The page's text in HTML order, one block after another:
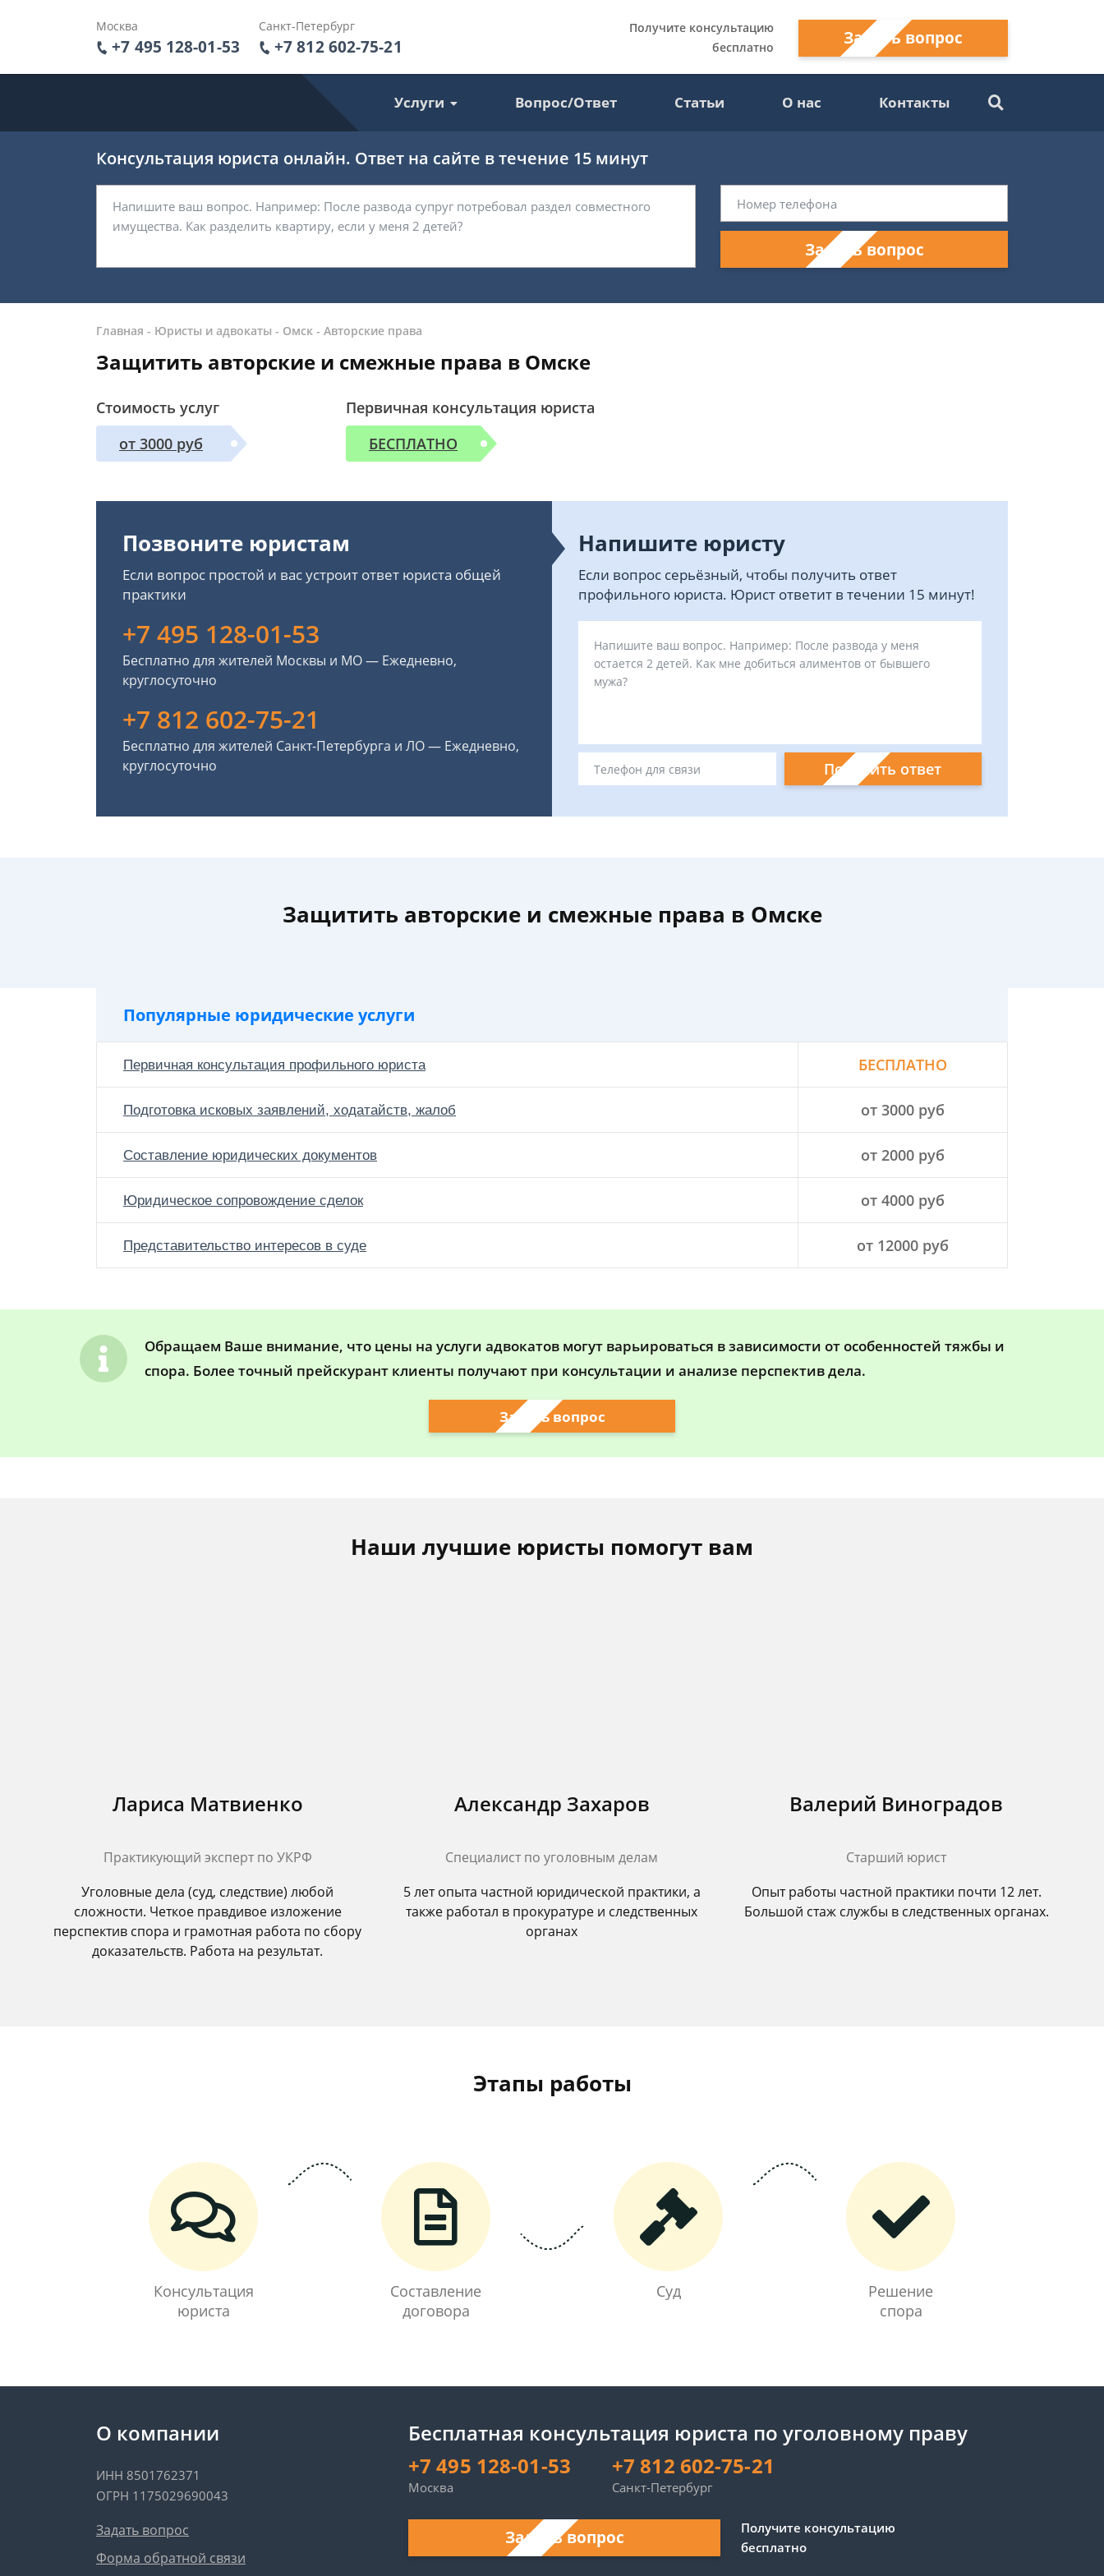
Москва
+7 495 128-01-53
Санкт-Петербург
+7 812 602-75-21
Получите консультацию
бесплатно
Задать вопрос
Услуги Вопрос/Ответ Статьи О нас Контакты
Консультация юриста онлайн. Ответ на сайте в течение 15 минут
Задать вопрос
Главная - Юристы и адвокаты - Омск - Авторские права
Защитить авторские и смежные права в Омске
Стоимость услуг
от 3000 руб
Первичная консультация юриста
БЕСПЛАТНО
Позвоните юристам
Если вопрос простой и вас устроит ответ юриста общей
практики
+7 495 128-01-53
Бесплатно для жителей Москвы и МО — Ежедневно,
круглосуточно
+7 812 602-75-21
Бесплатно для жителей Санкт-Петербурга и ЛО — Ежедневно,
круглосуточно
Напишите юристу
Если вопрос серьёзный, чтобы получить ответ
профильного юриста. Юрист ответит в течении 15 минут!
Получить ответ
Защитить авторские и смежные права в Омске
Популярные юридические услуги
Первичная консультация профильного юриста БЕСПЛАТНО
Подготовка исковых заявлений, ходатайств, жалоб от 3000 руб
Составление юридических документов от 2000 руб
Юридическое сопровождение сделок от 4000 руб
Представительство интересов в суде от 12000 руб
Обращаем Ваше внимание, что цены на услуги адвокатов могут варьироваться в зависимости от особенностей тяжбы и
спора. Более точный прейскурант клиенты получают при консультации и анализе перспектив дела.
Задать вопрос
Наши лучшие юристы помогут вам
Лариса Матвиенко
Практикующий эксперт по УКРФ
Уголовные дела (суд, следствие) любой
сложности. Четкое правдивое изложение
перспектив спора и грамотная работа по сбору
доказательств. Работа на результат.
Александр Захаров
Специалист по уголовным делам
5 лет опыта частной юридической практики, а
также работал в прокуратуре и следственных
органах
Валерий Виноградов
Старший юрист
Опыт работы частной практики почти 12 лет.
Большой стаж службы в следственных органах.
Этапы работы
Консультация
юриста
Составление
договора
Суд
Решение
спора
О компании
ИНН 8501762371
ОГРН 1175029690043
Задать вопрос
Форма обратной связи
Бесплатная консультация юриста по уголовному праву
+7 495 128-01-53
Москва
+7 812 602-75-21
Санкт-Петербург
Задать вопрос
Получите консультацию
бесплатно